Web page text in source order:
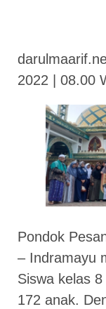
2022 | 08.00
Pondok
– Indramayu
Siswa kelas
172 anak.